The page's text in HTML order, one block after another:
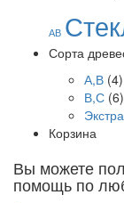
АВ
Сорта
А,В (4)
В,С (6)
Экстра
Корзина
Вы можете
помощь по